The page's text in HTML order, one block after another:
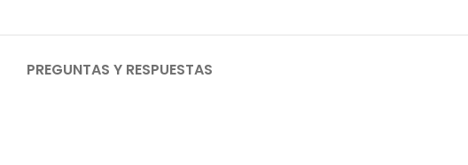
PREGUNTAS Y RESPUESTAS